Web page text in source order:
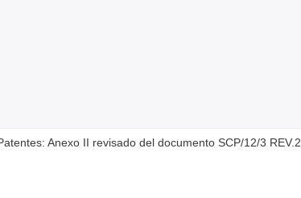
Anexo II revisado del documento SCP/12/3 REV.2